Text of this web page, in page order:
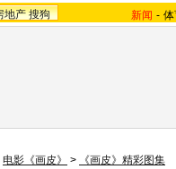
地产 搜狗 新闻 -
电影《画皮》 > 《画皮》精彩图集